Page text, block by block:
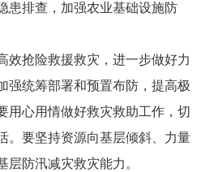
患排查，加强农业基础设施防
抢险救援救灾，进一步做好力
强统筹部署和预置布防，提高极
用心用情做好救灾救助工作，切
。要坚持资源向基层倾斜、力量
层防汛减灾救灾能力。